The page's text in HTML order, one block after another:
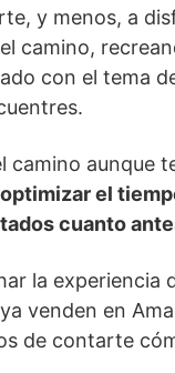
y menos, a
camino,
con el tema
camino aunque
optimizar el
cuanto
la experiencia
venden en
de contarte